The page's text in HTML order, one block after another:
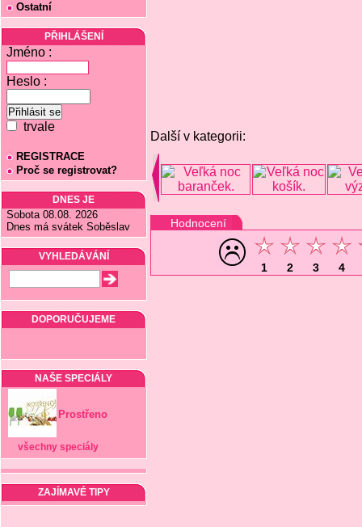
Ostatní
PŘIHLÁŠENÍ
Jméno :
Heslo :
trvale
REGISTRACE
Proč se registrovat?
DNES JE
Sobota 08.08. 2026
Dnes má svátek Soběslav
VYHLEDÁVÁNÍ
DOPORUČUJEME
NAŠE SPECIÁLY
Prostřeno
všechny speciály
ZAJÍMAVÉ TIPY
Další v kategorii:
Hodnocení
1 2 3 4